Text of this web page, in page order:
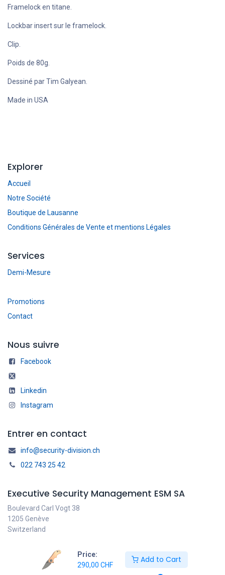
Price:
290,00 CHF
Add to Cart
Framelock en titane.
Lockbar insert sur le framelock.
Clip.
Poids de 80g.
Dessiné par Tim Galyean.
Made in USA
Explorer
Accueil
Notre Société
Boutique de Lausanne
Conditions Générales de Vente et mentions Légales
Services
Demi-Mesure
Promotions
Contact
Nous suivre
Facebook
Linkedin
Instagram
Entrer en contact
info@security-division.ch
022 743 25 42
Executive Security Management ESM SA
Boulevard Carl Vogt 38
1205 Genève
Switzerland
Français